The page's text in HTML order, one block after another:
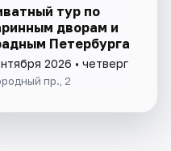
тур по
дворам и
Петербурга
2026 • четверг
пр., 2